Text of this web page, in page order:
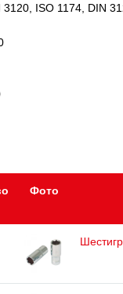
3120, ISO 1174, DIN
Фото